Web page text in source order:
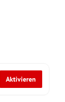
Aktivieren